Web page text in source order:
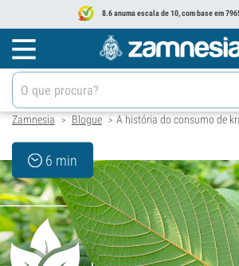
8.6 anuma escala de 10, com base em
Zamnesia > Blogue > A história do consumo de
6 min